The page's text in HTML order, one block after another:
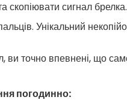
скопіювати сигнал брелка.
Унікальний
ви точно впевнені, що
погодинно: